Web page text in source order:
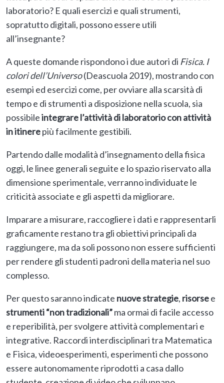
laboratorio? E quali esercizi e quali strumenti,
sopratutto digitali, possono essere utili
all’insegnante?
A queste domande rispondono i due autori di Fisica. I
colori dell’Universo(Deascuola 2019), mostrando con
esempi ed esercizi come, per ovviare alla scarsità di
tempo e di strumenti a disposizione nella scuola, sia
possibileintegrare l’attività di laboratorio con attività
in itinerepiù facilmente gestibili.
Partendo dalle modalità d’insegnamento della fisica
oggi, le linee generali seguite e lo spazio riservato alla
dimensione sperimentale, verranno individuate le
criticità associate e gli aspetti da migliorare.
Imparare a misurare, raccogliere i dati e rappresentarli
graficamente restano tra gli obiettivi principali da
raggiungere, ma da soli possono non essere sufficienti
per rendere gli studenti padroni della materia nel suo
complesso.
Per questo saranno indicate nuove strategie, risorsee
strumenti “non tradizionali”ma ormai di facile accesso
e reperibilità, per svolgere attività complementari e
integrative. Raccordi interdisciplinari tra Matematica
e Fisica, videoesperimenti, esperimenti che possono
essere autonomamente riprodotti a casa dallo